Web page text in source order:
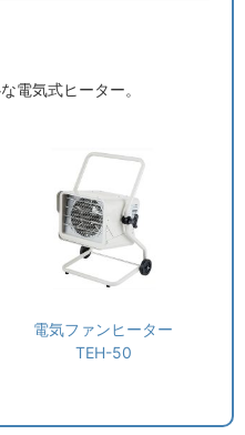
電気式ヒーター。
電気ファンヒーター
TEH-50